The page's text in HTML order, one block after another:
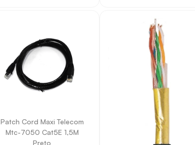
Patch Cord Maxi Telecom
Mtc-7050 Cat5E 1,5M
Preto